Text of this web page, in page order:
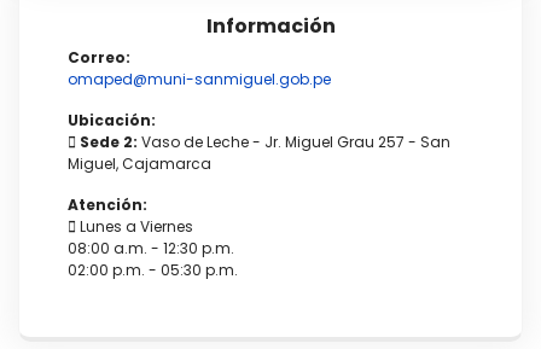
Información
Correo:
omaped@muni-sanmiguel.gob.pe
Ubicación:
Sede 2: Vaso de Leche - Jr. Miguel Grau 257 - San
Miguel, Cajamarca
Atención:
Lunes a Viernes
08:00 a.m. - 12:30 p.m.
02:00 p.m. - 05:30 p.m.